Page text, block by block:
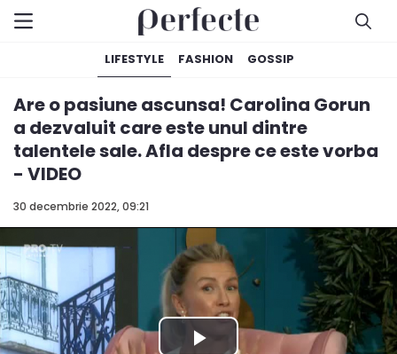
LIFESTYLE FASHION GOSSIP
30 decembrie 2022, 09:21
Are o pasiune ascunsa! Carolina Gorun
a dezvaluit care este unul dintre
talentele sale. Afla despre ce este vorba
- VIDEO